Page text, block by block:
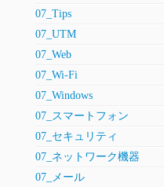
07_Tips
07_UTM
07_Web
07_Wi-Fi
07_Windows
07_スマートフォン
07_セキュリティ
07_ネットワーク機器
07_メール